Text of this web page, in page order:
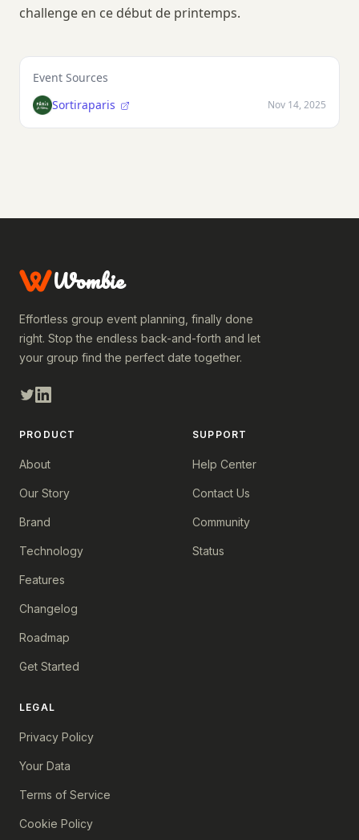
challenge en ce début de printemps.
Event Sources
Sortiraparis
Nov 14, 2025
Wombie
Effortless group event planning, finally done
right. Stop the endless back-and-forth and let
your group find the perfect date together.
PRODUCT
About
Our Story
Brand
Technology
Features
Changelog
Roadmap
Get Started
SUPPORT
Help Center
Contact Us
Community
Status
LEGAL
Privacy Policy
Your Data
Terms of Service
Cookie Policy